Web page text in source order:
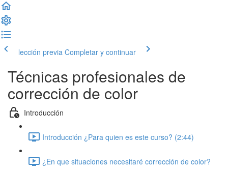
lección previa Completar y continuar
Técnicas profesionales de
corrección de color
Introducción
Introducción ¿Para quien es este curso? (2:44)
¿En que situaciones necesitaré corrección de color?